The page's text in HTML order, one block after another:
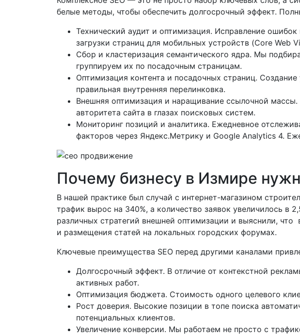
белые методы, чтобы обеспечить долгосрочный эффект.
Технический аудит и оптимизация. Исправление
загрузки страниц для мобильных устройств (Core Web
Сбор и кластеризация семантического ядра. Мы
группируем их по посадочным страницам.
Оптимизация контента и посадочных страниц.
правильная внутренняя перелинковка.
Внешняя оптимизация и наращивание ссылочной
авторитета сайта в глазах поисковых систем.
Мониторинг позиций и аналитика. Ежедневное
факторов через Яндекс.Метрику и Google Analytics 4.
Почему бизнесу в Измире
В нашей практике был случай с интернет-магазином
трафик вырос на 340%, а количество заявок увеличилось в
различных стратегий внешней оптимизации и выяснили,
и размещения статей на локальных городских форумах.
Ключевые преимущества SEO перед другими каналами
Долгосрочный эффект. В отличие от контекстной
активных работ.
Оптимизация бюджета. Стоимость одного целевого
Рост доверия. Высокие позиции в топе поиска
потенциальных клиентов.
Увеличение конверсии. Мы работаем не просто с